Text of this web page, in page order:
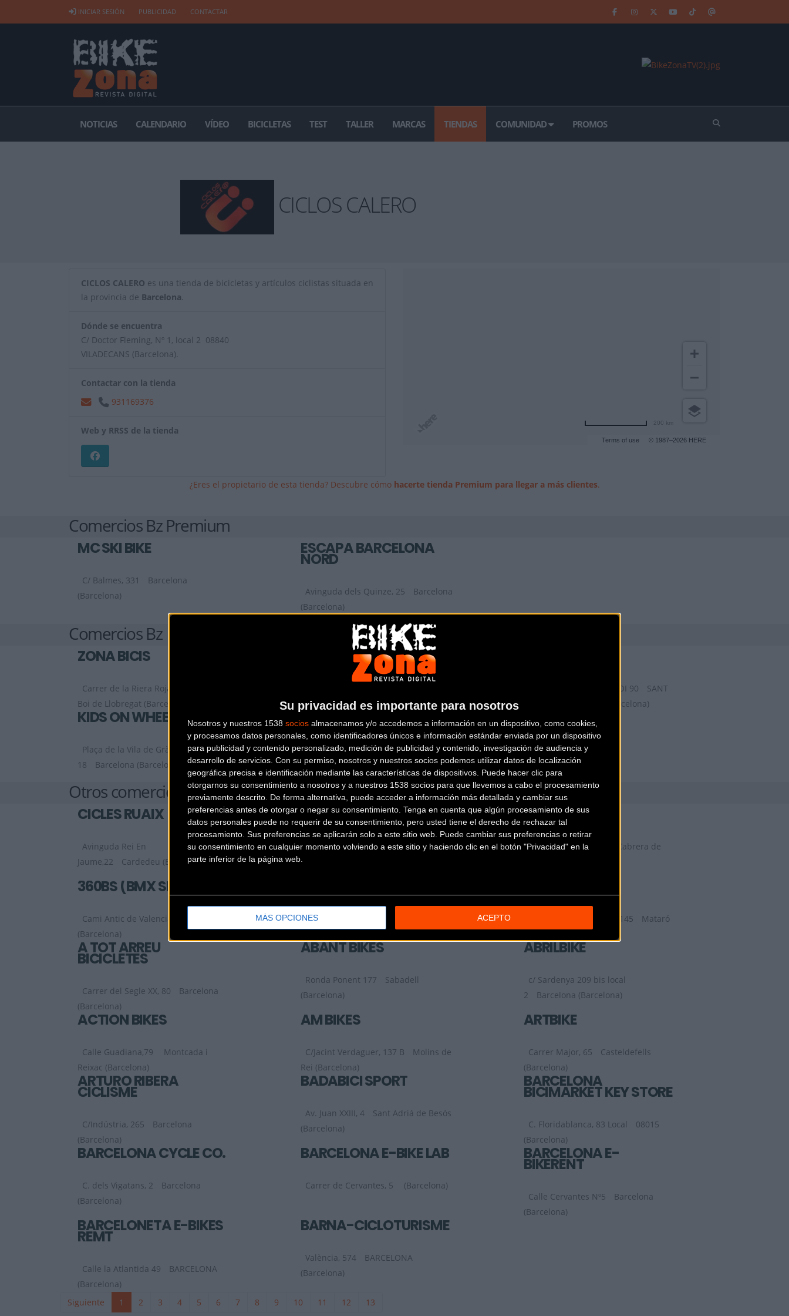
Su privacidad es importante para nosotros
Nosotros y nuestros 1538 socios almacenamos y/o accedemos a información en un dispositivo, como cookies,
y procesamos datos personales, como identificadores únicos e información estándar enviada por un dispositivo
para publicidad y contenido personalizado, medición de publicidad y contenido, investigación de audiencia y
desarrollo de servicios. Con su permiso, nosotros y nuestros socios podemos utilizar datos de localización
geográfica precisa e identificación mediante las características de dispositivos. Puede hacer clic para
otorgarnos su consentimiento a nosotros y a nuestros 1538 socios para que llevemos a cabo el procesamiento
previamente descrito. De forma alternativa, puede acceder a información más detallada y cambiar sus
preferencias antes de otorgar o negar su consentimiento. Tenga en cuenta que algún procesamiento de sus
datos personales puede no requerir de su consentimiento, pero usted tiene el derecho de rechazar tal
procesamiento. Sus preferencias se aplicarán solo a este sitio web. Puede cambiar sus preferencias o retirar
su consentimiento en cualquier momento volviendo a este sitio y haciendo clic en el botón "Privacidad" en la
parte inferior de la página web.
MÁS OPCIONES ACEPTO
INICIAR SESIÓN PUBLICIDAD CONTACTAR
NOTICIAS CALENDARIO VÍDEO BICICLETAS TEST TALLER MARCAS TIENDAS COMUNIDAD PROMOS
CICLOS CALERO
CICLOS CALERO es una tienda de bicicletas y artículos ciclistas situada en
la provincia de Barcelona.
Dónde se encuentra
C/ Doctor Fleming, Nº 1, local 2 08840
VILADECANS (Barcelona).
Contactar con la tienda
931169376
Web y RRSS de la tienda
Terms of use © 1987–2026 HERE
200 km
¿Eres el propietario de esta tienda? Descubre cómo hacerte tienda Premium para llegar a más clientes.
Comercios Bz Premium
MC SKI BIKE
C/ Balmes, 331
Barcelona
(Barcelona)
ESCAPA BARCELONA
NORD
Avinguda dels Quinze, 25
Barcelona
(Barcelona)
Comercios Bz
ZONA BICIS
Carrer de la Riera Roja, 29 C
Boi de Llobregat (Barcelona)
LOCAL 2
Barcelona (Barcelona)
CARRETERA DE SANT BOI 90
SANT
VICENS DELS HORTS (Barcelona)
KIDS ON WHEELS
Plaça de la Vila de Gràcia,
18
Barcelona (Barcelona)
Otros comercios
CICLES RUAIX
Avinguda Rei En
Jaume,22
Cardedeu (Barcelona)
LA GRUPETTA BH
CONCEPT STORE
29 FACTORY
Camí del Mig, 62, 64,
Cabrera de
360BS (BMX SHOP)
Cami Antic de Valencia, 9
(Barcelona)
Carrer de Romaní, 61 Ronda de la Republica 145
Mataró
A TOT ARREU
BICICLETES
Carrer del Segle XX, 80
Barcelona
(Barcelona)
ABANT BIKES
Ronda Ponent 177
Sabadell
(Barcelona)
ABRILBIKE
c/ Sardenya 209 bis local
2
Barcelona (Barcelona)
ACTION BIKES
Calle Guadiana,79
Montcada i
Reixac (Barcelona)
AM BIKES
C/Jacint Verdaguer, 137 B
Molins de
Rei (Barcelona)
ARTBIKE
Carrer Major, 65
Casteldefells
(Barcelona)
ARTURO RIBERA
CICLISME
C/Indústria, 265
Barcelona
(Barcelona)
BADABICI SPORT
Av. Juan XXIII, 4
Sant Adriá de Besós
(Barcelona)
BARCELONA
BICIMARKET KEY STORE
C. Floridablanca, 83 Local
08015
(Barcelona)
BARCELONA CYCLE CO.
C. dels Vigatans, 2
Barcelona
(Barcelona)
BARCELONA E-BIKE LAB
Carrer de Cervantes, 5 (Barcelona)
BARCELONA E-
BIKERENT
Calle Cervantes Nº5
Barcelona
(Barcelona)
BARCELONETA E-BIKES
REMT
Calle la Atlantida 49
BARCELONA
(Barcelona)
BARNA-CICLOTURISME
València, 574
BARCELONA
(Barcelona)
Siguiente 1 2 3 4 5 6 7 8 9 10 11 12 13